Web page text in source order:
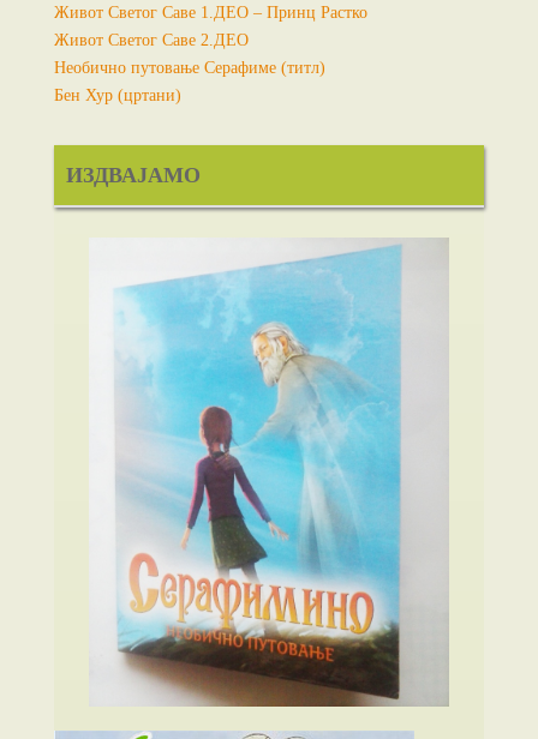
Живот Светог Саве 1.ДЕО – Принц Растко
Живот Светог Саве 2.ДЕО
Необично путовање Серафиме (титл)
Бен Хур (цртани)
ИЗДВАЈАМО